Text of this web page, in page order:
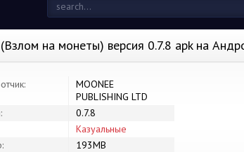
на монеты) версия 0.7.8 apk на
MOONEE
PUBLISHING LTD
0.7.8
Казуальные
193MB